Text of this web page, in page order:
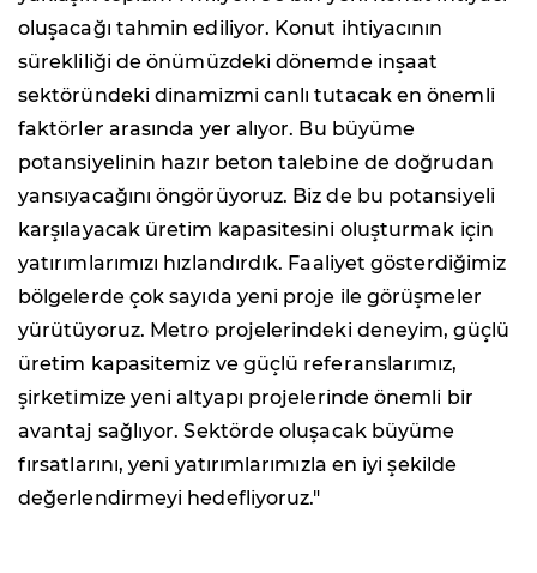
oluşacağı tahmin ediliyor. Konut ihtiyacının
sürekliliği de önümüzdeki dönemde inşaat
sektöründeki dinamizmi canlı tutacak en önemli
faktörler arasında yer alıyor. Bu büyüme
potansiyelinin hazır beton talebine de doğrudan
yansıyacağını öngörüyoruz. Biz de bu potansiyeli
karşılayacak üretim kapasitesini oluşturmak için
yatırımlarımızı hızlandırdık. Faaliyet gösterdiğimiz
bölgelerde çok sayıda yeni proje ile görüşmeler
yürütüyoruz. Metro projelerindeki deneyim, güçlü
üretim kapasitemiz ve güçlü referanslarımız,
şirketimize yeni altyapı projelerinde önemli bir
avantaj sağlıyor. Sektörde oluşacak büyüme
fırsatlarını, yeni yatırımlarımızla en iyi şekilde
değerlendirmeyi hedefliyoruz."